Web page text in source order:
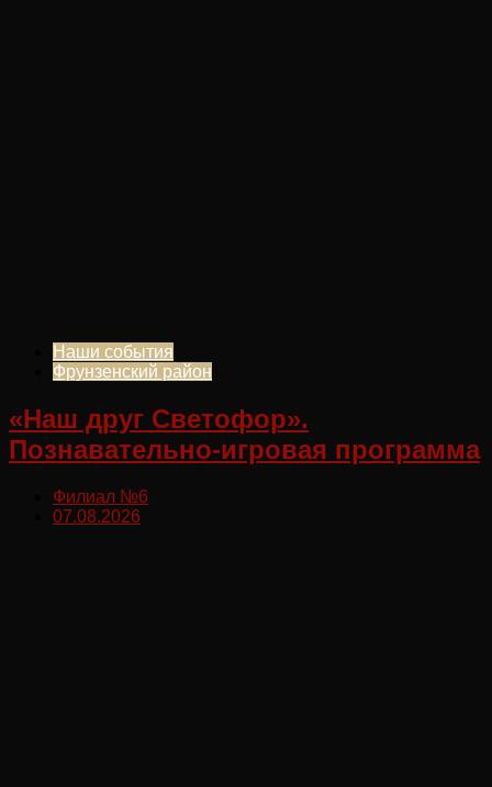
Наши события
Фрунзенский район
«Наш друг Светофор».
Познавательно-игровая программа
Филиал №6
07.08.2026